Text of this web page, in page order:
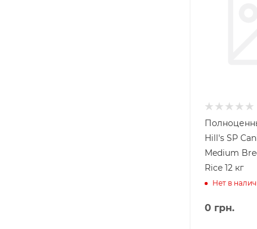
Hill's SP
Medium
Rice 12 кг
Нет в
0 грн.